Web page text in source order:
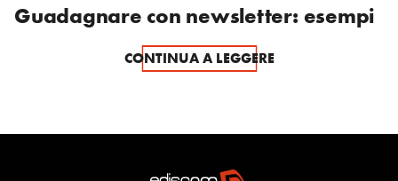
Guadagnare con newsletter: esempi
CONTINUA A LEGGERE